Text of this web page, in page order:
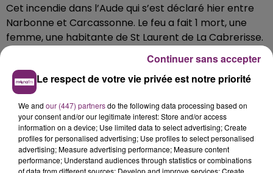
Cet incendie dans l’Aude qui s’est déclaré hier entre
Narbonne et Carcassonne. Le feu a fait 1 mort, une
femme, une habitante de St Laurent de La Cabrerisse.
Une personne est également portée disparue.
Les flammes ont progressé très rapidement, avec
environ 12 000 ha qui sont partis en fumée. Des
villages, des campings, ont été évacués et accueilis
dans des salles pour la nuit, et plusieurs maisons ont
été gravement touchées par le sinistre. L’autoroute
A9 a été fermée par tronçons, entre Perpignant et
Narbonne.
Le respect de votre vie privée est notre priorité
We and our (447) partnersdo the following data processing based on
your consent and/or our legitimate interest: Store and/or access
information on a device; Use limited data to select advertising; Create
profiles for personalised advertising; Use profiles to select personalised
advertising; Measure advertising performance; Measure content
performance; Understand audiences through statistics or combinations
of data from different sources; Develop and improve services; Create
Continuer sans accepter